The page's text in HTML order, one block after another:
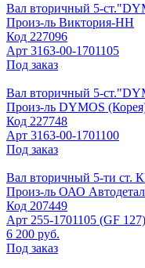
Вал вторичный 5-
Произ-ль Виктория-НН
Код 227096
Арт 3163-00-1701105
Под заказ
Вал вторичный 5-
Произ-ль DYMOS
Код 227748
Арт 3163-00-1701100
Под заказ
Вал вторичный 5-ти
Произ-ль ОАО
Код 207449
Арт 255-1701105 (GF 127)
6 200 руб.
Под заказ